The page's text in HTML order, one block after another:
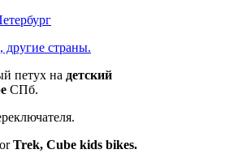
другие страны.
петух на детский
СПб.
Trek, Cube kids bikes.